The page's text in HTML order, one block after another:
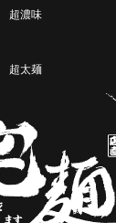
超濃味
超太麺